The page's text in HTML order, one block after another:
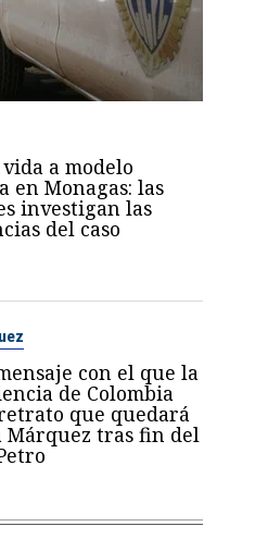
a modelo
en Monagas: las
investigan las
del caso
con el que la
de Colombia
que quedará
Márquez tras fin del